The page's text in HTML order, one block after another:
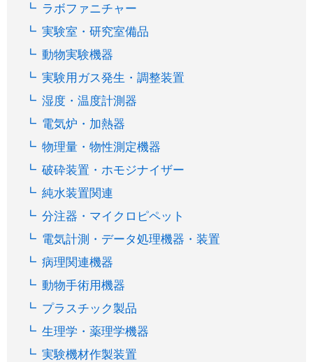
ラボファニチャー
実験室・研究室備品
動物実験機器
実験用ガス発生・調整装置
湿度・温度計測器
電気炉・加熱器
物理量・物性測定機器
破砕装置・ホモジナイザー
純水装置関連
分注器・マイクロピペット
電気計測・データ処理機器・装置
病理関連機器
動物手術用機器
プラスチック製品
生理学・薬理学機器
実験機材作製装置